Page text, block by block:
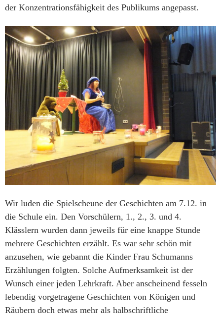
der Konzentrationsfähigkeit des Publikums angepasst.
Wir luden die Spielscheune der Geschichten am 7.12. in
die Schule ein. Den Vorschülern, 1., 2., 3. und 4.
Klässlern wurden dann jeweils für eine knappe Stunde
mehrere Geschichten erzählt. Es war sehr schön mit
anzusehen, wie gebannt die Kinder Frau Schumanns
Erzählungen folgten. Solche Aufmerksamkeit ist der
Wunsch einer jeden Lehrkraft. Aber anscheinend fesseln
lebendig vorgetragene Geschichten von Königen und
Räubern doch etwas mehr als halbschriftliche